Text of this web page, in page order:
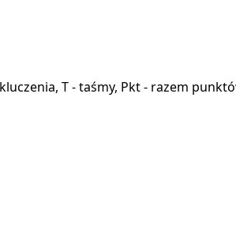
T - taśmy, Pkt - razem